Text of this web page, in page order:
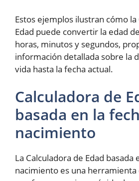
Estos ejemplos ilustran cómo la
Edad puede convertir la edad
horas, minutos y segundos,
información detallada sobre la
vida hasta la fecha actual.
Calculadora de
basada en la
nacimiento
La Calculadora de Edad basada
nacimiento es una